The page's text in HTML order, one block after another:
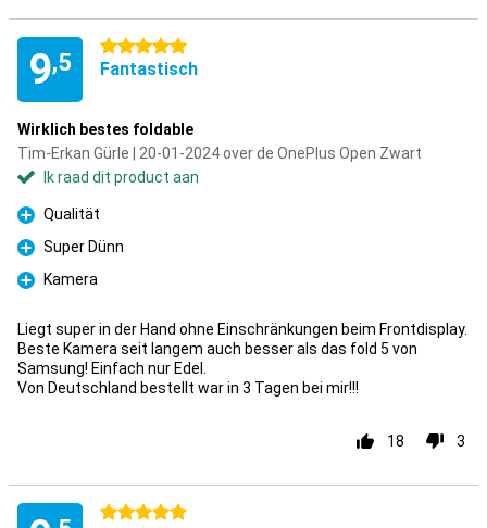
9,5
5 sterren
Fantastisch
Wirklich bestes foldable
Tim-Erkan Gürle | 20-01-2024 over de OnePlus Open Zwart
Ik raad dit product aan
Pluspunt
Qualität
Pluspunt
Super Dünn
Pluspunt
Kamera
Liegt super in der Hand ohne Einschränkungen beim Frontdisplay.
Beste Kamera seit langem auch besser als das fold 5 von
Samsung! Einfach nur Edel.
Von Deutschland bestellt war in 3 Tagen bei mir!!!
18 3
5 sterren